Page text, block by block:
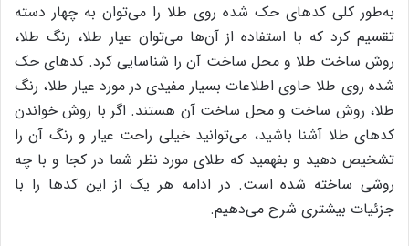
به‌طور کلی کدهای حک شده روی طلا را می‌توان به چهار دسته
تقسیم کرد که با استفاده از آن‌ها می‌توان عیار طلا، رنگ طلا،
روش ساخت طلا و محل ساخت آن را شناسایی کرد. کدهای حک
شده روی طلا حاوی اطلاعات بسیار مفیدی در مورد عیار طلا، رنگ
طلا، روش ساخت و محل ساخت آن هستند. اگر با روش خواندن
کدهای طلا آشنا باشید، می‌توانید خیلی راحت عیار و رنگ آن را
تشخیص دهید و بفهمید که طلای مورد نظر شما در کجا و با چه
روشی ساخته شده است. در ادامه هر یک از این کدها را با
جزئیات بیشتری شرح می‌دهیم.